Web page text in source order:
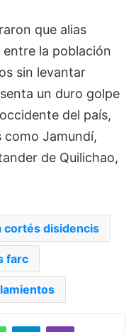
que alias
entre la población
sin levantar
un duro golpe
del país,
como Jamundí,
de Quilichao,
cortés disidencis
farc
WhatsAppTelegramViber